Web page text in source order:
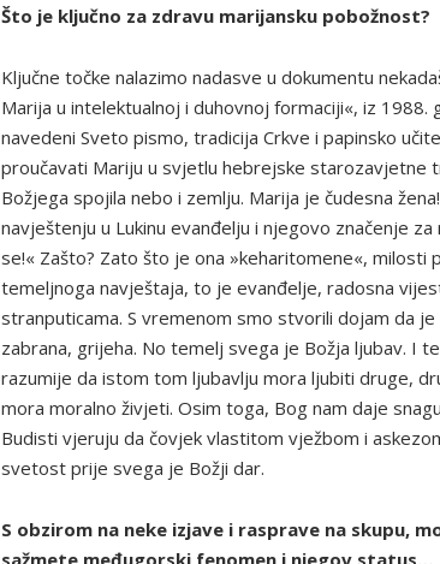
Što je ključno za zdravu marijansku pobožnost?
Ključne točke nalazimo nadasve u dokumentu
Marija u intelektualnoj i duhovnoj formaciji«, iz
navedeni Sveto pismo, tradicija Crkve i papinsko
proučavati Mariju u svjetlu hebrejske starozavjetne
Božjega spojila nebo i zemlju. Marija je čudesna
navještenju u Lukinu evanđelju i njegovo značenje
se!« Zašto? Zato što je ona »keharitomene«,
temeljnoga navještaja, to je evanđelje, radosna
stranputicama. S vremenom smo stvorili dojam da
zabrana, grijeha. No temelj svega je Božja ljubav. I
razumije da istom tom ljubavlju mora ljubiti druge,
mora moralno živjeti. Osim toga, Bog nam daje
Budisti vjeruju da čovjek vlastitom vježbom i
svetost prije svega je Božji dar.
S obzirom na neke izjave i rasprave na skupu,